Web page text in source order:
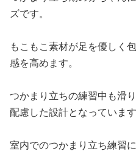
ズです。
もこもこ素材が足を優しく
感を高めます。
つかまり立ちの練習中も滑
配慮した設計となっています
室内でのつかまり立ち練習